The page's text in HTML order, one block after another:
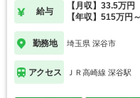
給与
【月収】33.5万円
【年収】515万円
勤務地 埼玉県 深谷市
アクセス ＪＲ高崎線 深谷駅